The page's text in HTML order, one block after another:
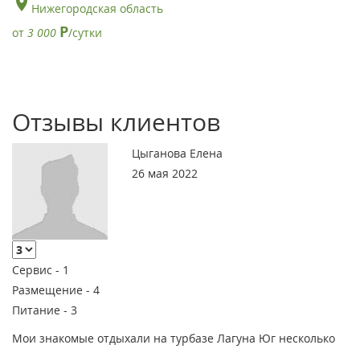
Нижегородская область
от 3 000 Р/сутки
Отзывы клиентов
Цыганова Елена
26 мая 2022
Сервис - 1
Размещение - 4
Питание - 3
Мои знакомые отдыхали на турбазе Лагуна Юг несколько